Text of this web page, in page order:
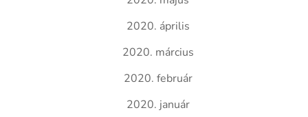
2020. április
2020. március
2020. február
2020. január